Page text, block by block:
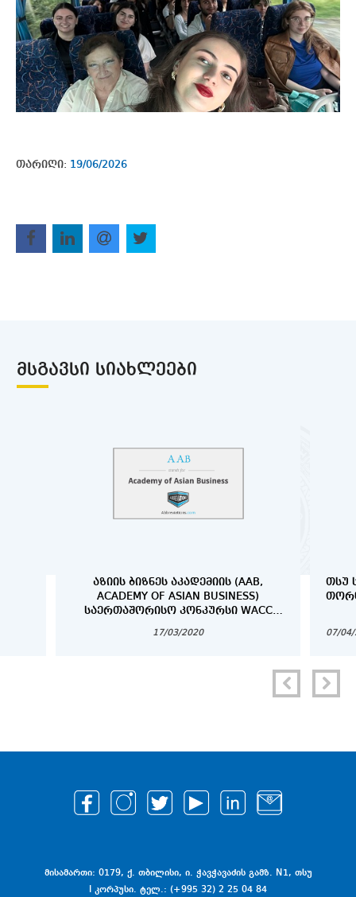
თარიღი: 19/06/2026
ᲛᲡᲒᲐᲕᲡᲘ ᲡᲘᲐᲮᲚᲔᲔᲑᲘ
ᲐᲖᲘᲘᲡ ᲑᲘᲖᲜᲔᲡ ᲐᲙᲐᲓᲔᲛᲘᲘᲡ (AAB,
ACADEMY OF ASIAN BUSINESS)
ᲡᲐᲔᲠᲗᲐᲨᲝᲠᲘᲡᲝ ᲙᲝᲜᲙᲣᲠᲡᲘ WACC
COMPETITION)
17/03/2020
ᲗᲡᲣ
07/
მისამართი: 0179, ქ. თბილისი, ი. ჭავჭავაძის გამზ. N1, თსუ
I კორპუსი. ტელ.: (+995 32) 2 25 04 84